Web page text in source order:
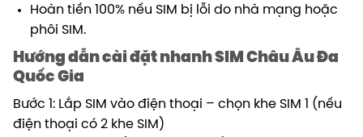
Hoàn tiền 100% nếu SIM bị lỗi do nhà mạng hoặc
phôi SIM.
Hướng dẫn cài đặt nhanh SIM Châu Âu Đa
Quốc Gia
Bước 1: Lắp SIM vào điện thoại – chọn khe SIM 1 (nếu
điện thoại có 2 khe SIM)